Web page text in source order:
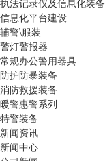
执法记录仪及信息化装备
信息化平台建设
辅警\服装
警灯警报器
常规办公警用器具
防护防暴装备
消防救援装备
暖警惠警系列
特警装备
新闻资讯
新闻中心